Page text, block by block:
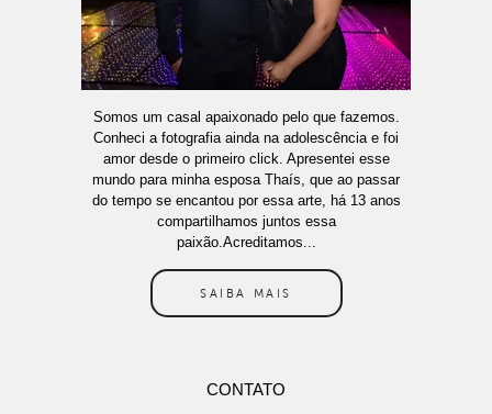
Somos um casal apaixonado pelo que fazemos.
Conheci a fotografia ainda na adolescência e foi
amor desde o primeiro click. Apresentei esse
mundo para minha esposa Thaís, que ao passar
do tempo se encantou por essa arte, há 13 anos
compartilhamos juntos essa
paixão.Acreditamos...
SAIBA MAIS
CONTATO